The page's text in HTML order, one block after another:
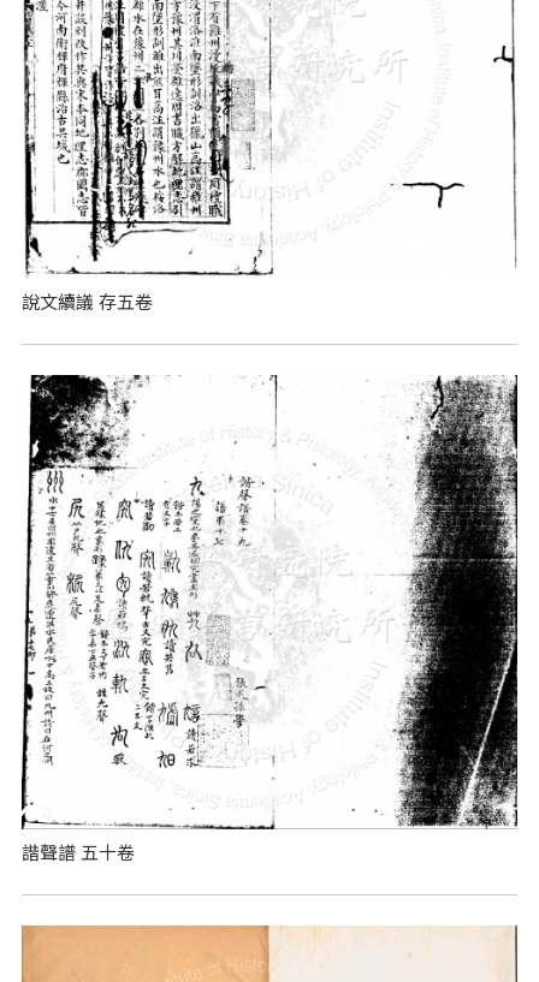
說文續議 存五卷
諧聲譜 五十卷